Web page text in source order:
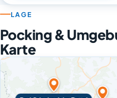
LAGE
Pocking &
Karte